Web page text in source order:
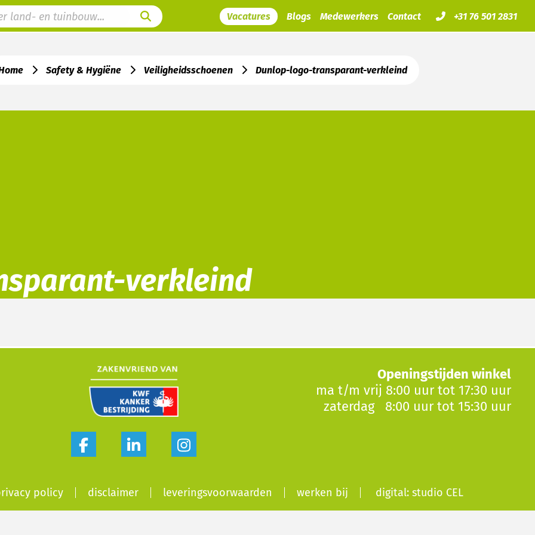
Vacatures Blogs Medewerkers Contact +31 76 501 2831
Safety & Hygiëne Veiligheidsschoenen Dunlop-logo-transparant-verkleind
verkleind
Openingstijden winkel
ma t/m vrij 8:00 uur tot 17:30 uur
zaterdag 8:00 uur tot 15:30 uur
policy disclaimer leveringsvoorwaarden werken bij digital: studio CEL